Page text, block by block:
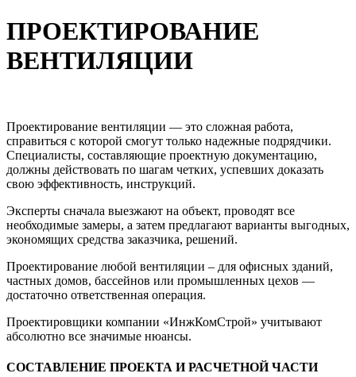
ПРОЕКТИРОВАНИЕ
ВЕНТИЛЯЦИИ
Проектирование вентиляции — это сложная работа,
справиться с которой смогут только надежные подрядчики.
Специалисты, составляющие проектную документацию,
должны действовать по шагам четких, успевших доказать
свою эффективность, инструкций.
Эксперты сначала выезжают на объект, проводят все
необходимые замеры, а затем предлагают варианты выгодных,
экономящих средства заказчика, решений.
Проектирование любой вентиляции – для офисных зданий,
частных домов, бассейнов или промышленных цехов —
достаточно ответственная операция.
Проектировщики компании «ИнжКомСтрой» учитывают
абсолютно все значимые нюансы.
СОСТАВЛЕНИЕ ПРОЕКТА И РАСЧЕТНОЙ ЧАСТИ